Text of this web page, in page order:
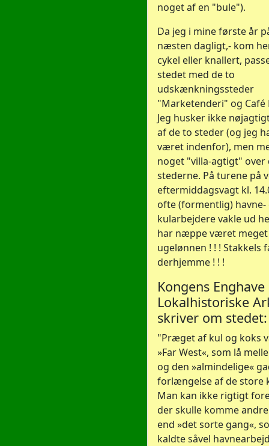
noget af en "bule").
Da jeg i mine første år
næsten dagligt,- kom
cykel eller knallert,
stedet med de to
udskænkningssteder
"Marketenderi" og Café
Jeg husker ikke
af de to steder (og jeg
været indenfor), men
noget "villa-agtigt" over
stederne. På turene på
eftermiddagsvagt kl.
ofte (formentlig) havne-
kularbejdere vakle ud
har næppe været
ugelønnen ! ! ! Stakkels
derhjemme ! ! !
Kongens Enghave
Lokalhistoriske
skriver om stedet:
"Præget af kul og koks
»Far West«, som lå
og den »almindelige«
forlængelse af de store
Man kan ikke rigtigt
der skulle komme
end »det sorte gang«,
kaldte såvel